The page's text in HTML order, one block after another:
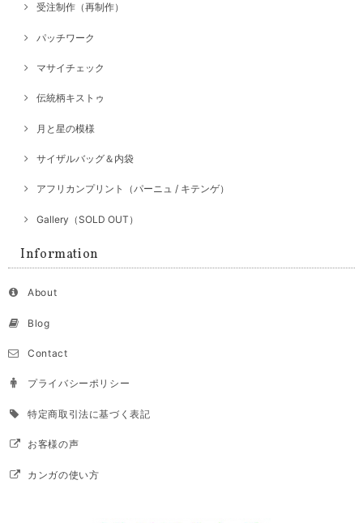
受注制作（再制作）
パッチワーク
マサイチェック
伝統柄キストゥ
月と星の模様
サイザルバッグ＆内袋
アフリカンプリント（パーニュ / キテンゲ）
Gallery（SOLD OUT）
Information
About
Blog
Contact
プライバシーポリシー
特定商取引法に基づく表記
お客様の声
カンガの使い方